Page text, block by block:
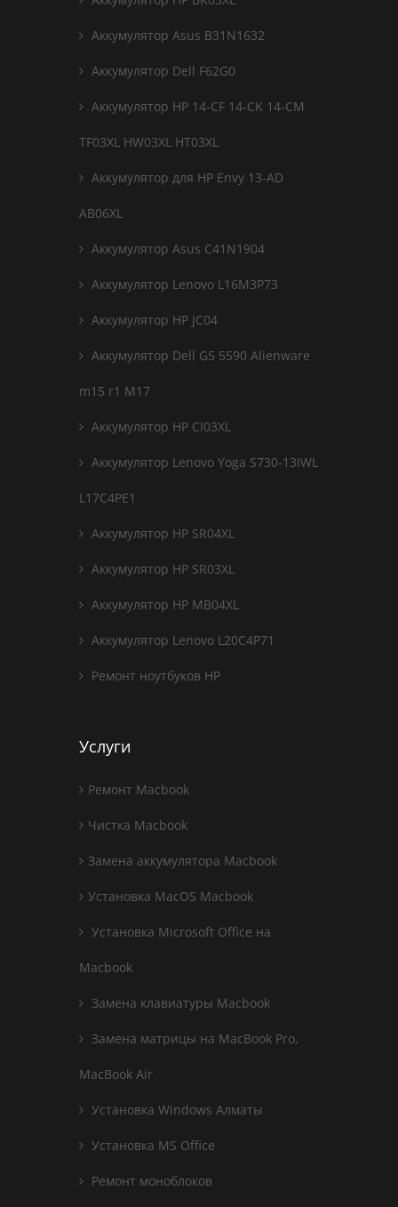
Аккумулятор Asus B31N1632
Аккумулятор Dell F62G0
Аккумулятор HP 14-CF 14-CK 14-CM
TF03XL HW03XL HT03XL
Аккумулятор для HP Envy 13-AD
AB06XL
Аккумулятор Asus C41N1904
Аккумулятор Lenovo L16M3P73
Аккумулятор HP JC04
Аккумулятор Dell G5 5590 Alienware
m15 r1 M17
Аккумулятор HP CI03XL
Аккумулятор Lenovo Yoga S730-13IWL
L17C4PE1
Аккумулятор HP SR04XL
Аккумулятор HP SR03XL
Аккумулятор HP MB04XL
Аккумулятор Lenovo L20C4P71
Ремонт ноутбуков HP
Услуги
Ремонт Macbook
Чистка Macbook
Замена аккумулятора Macbook
Установка MacOS Macbook
Установка Microsoft Office на
Macbook
Замена клавиатуры Macbook
Замена матрицы на MacBook Pro,
MacBook Air
Установка Windows Алматы
Установка MS Office
Ремонт моноблоков